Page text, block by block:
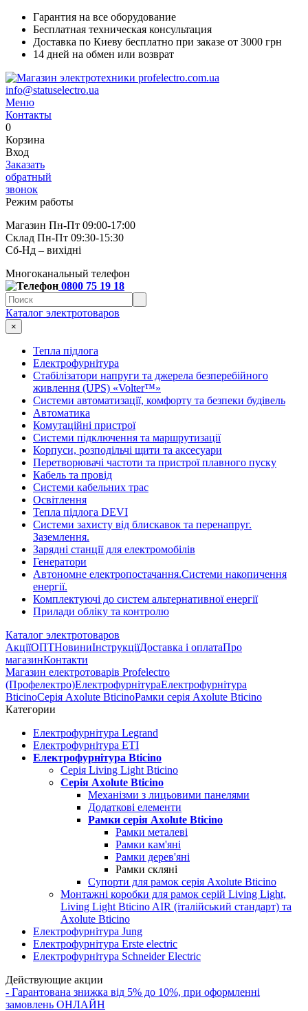
Гарантия на все оборудование
Бесплатная техническая консультация
Доставка по Киеву бесплатно при заказе от 3000 грн
14 дней на обмен или возврат
info@statuselectro.ua
Меню
Контакты
0
Корзина
Вход
Заказать
обратный
звонок
Режим работы
Магазин Пн-Пт 09:00-17:00
Склад Пн-Пт 09:30-15:30
Сб-Нд – вихідні
Многоканальный телефон
0800 75 19 18
Каталог электротоваров
×
Тепла підлога
Електрофурнітура
Cтабілізатори напруги та джерела безперебійного
живлення (UPS) «Volter™»
Системи автоматизації, комфорту та безпеки будівель
Автоматика
Комутаційні пристрої
Системи підключення та маршрутизації
Корпуси, розподільчі щити та аксесуари
Перетворювачі частоти та пристрої плавного пуску
Кабель та провід
Системи кабельних трас
Освітлення
Тепла підлога DEVI
Системи захисту від блискавок та перенапруг.
Заземлення.
Зарядні станції для електромобілів
Генератори
Автономне електропостачання.Системи накопичення
енергії.
Комплектуючі до систем альтернативної енергії
Прилади обліку та контролю
Каталог электротоваров
АкціїОПТНовиниІнструкціїДоставка і оплатаПро
магазинКонтакти
Магазин електротоварів Profelectro
(Профелектро)ЕлектрофурнітураЕлектрофурнітура
BticinoСерія Axolute BticinoРамки серія Axolute Bticino
Категории
Електрофурнітура Legrand
Електрофурнітура ETI
Електрофурнітура Bticino
Серія Living Light Bticino
Серія Axolute Bticino
Механізми з лицьовими панелями
Додаткові елементи
Рамки серія Axolute Bticino
Рамки металеві
Рамки кам'яні
Рамки дерев'яні
Рамки скляні
Супорти для рамок серія Axolute Bticino
Монтажні коробки для рамок серій Living Light,
Living Light Bticino AIR (італійський стандарт) та
Axolute Bticino
Електрофурнітура Jung
Електрофурнітура Erste electric
Електрофурнітура Schneider Electric
Действующие акции
- Гарантована знижка від 5% до 10%, при оформленні
замовлень ОНЛАЙН